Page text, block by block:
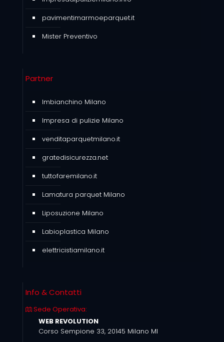
pavimentimarmoeparquet.it
Mister Preventivo
Partner
Imbianchino Milano
Impresa di pulizie Milano
venditaparquetmilano.it
gratedisicurezza.net
tuttofaremilano.it
Lamatura parquet Milano
Liposuzione Milano
Labioplastica Milano
elettricistiamilano.it
Info & Contatti
Sede Operativa:
WEB REVOLUTION
Corso Sempione 33, 20145 Milano MI